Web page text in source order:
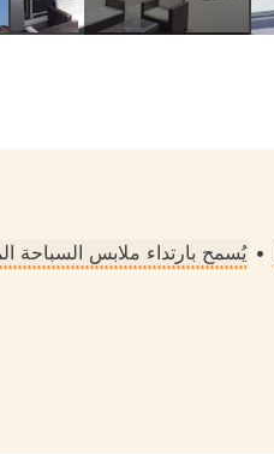
• يُسمح بارتداء ملابس السباحة